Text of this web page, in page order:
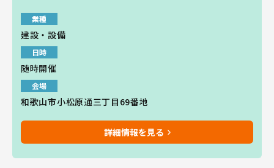
業種
建設・設備
日時
随時開催
会場
和歌山市小松原通三丁目69番地
詳細情報を見る